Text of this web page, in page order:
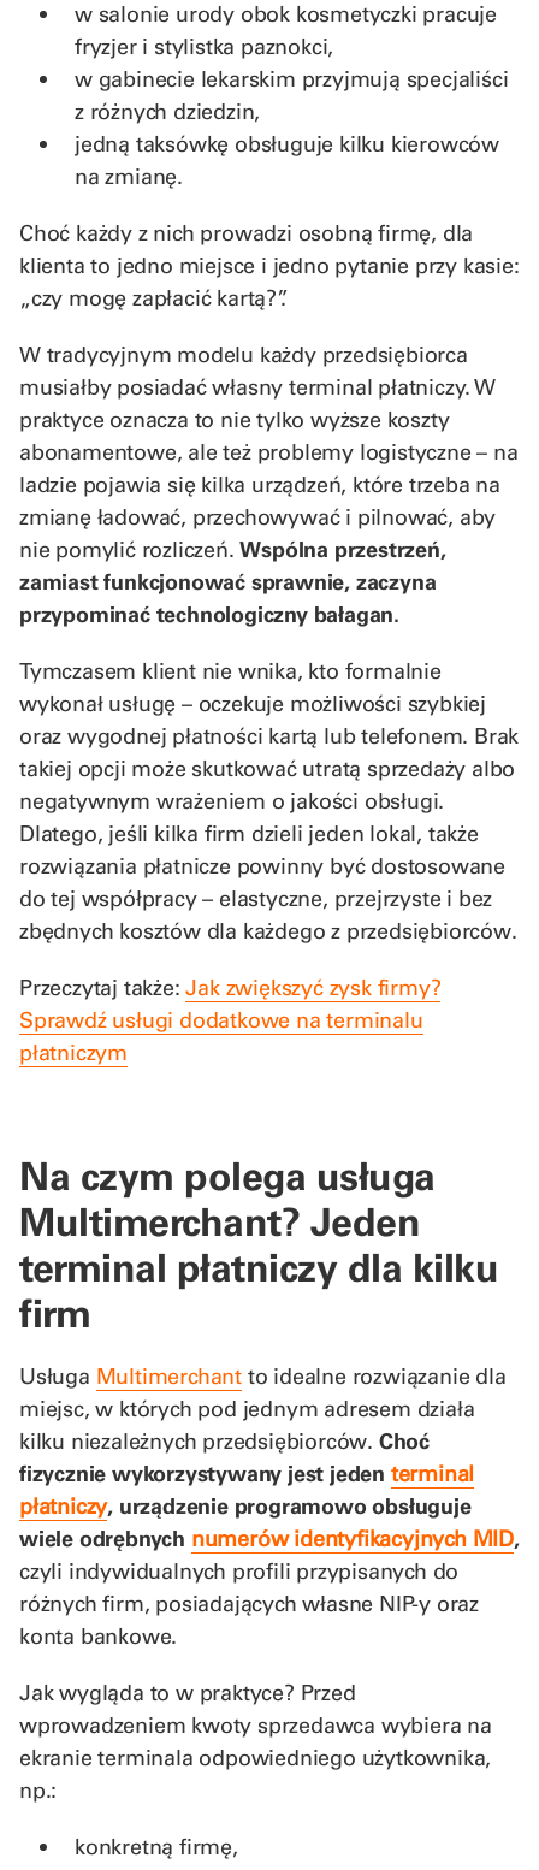
w salonie urody obok kosmetyczki pracuje
fryzjer i stylistka paznokci,
w gabinecie lekarskim przyjmują specjaliści
z różnych dziedzin,
jedną taksówkę obsługuje kilku kierowców
na zmianę.
Choć każdy z nich prowadzi osobną firmę, dla
klienta to jedno miejsce i jedno pytanie przy kasie:
„czy mogę zapłacić kartą?”.
W tradycyjnym modelu każdy przedsiębiorca
musiałby posiadać własny terminal płatniczy. W
praktyce oznacza to nie tylko wyższe koszty
abonamentowe, ale też problemy logistyczne – na
ladzie pojawia się kilka urządzeń, które trzeba na
zmianę ładować, przechowywać i pilnować, aby
nie pomylić rozliczeń.Wspólna przestrzeń,
zamiast funkcjonować sprawnie, zaczyna
przypominać technologiczny bałagan.
Tymczasem klient nie wnika, kto formalnie
wykonał usługę – oczekuje możliwości szybkiej
oraz wygodnej płatności kartą lub telefonem. Brak
takiej opcji może skutkować utratą sprzedaży albo
negatywnym wrażeniem o jakości obsługi.
Dlatego, jeśli kilka firm dzieli jeden lokal, także
rozwiązania płatnicze powinny być dostosowane
do tej współpracy – elastyczne, przejrzyste i bez
zbędnych kosztów dla każdego z przedsiębiorców.
Przeczytaj także:Jak zwiększyć zysk firmy?
Sprawdź usługi dodatkowe na terminalu
płatniczym
Na czym polega usługa
Multimerchant? Jeden
terminal płatniczy dla kilku
firm
Usługa Multimerchant to idealne rozwiązanie dla
miejsc, w których pod jednym adresem działa
kilku niezależnych przedsiębiorców. Choć
fizycznie wykorzystywany jest jeden terminal
płatniczy, urządzenie programowo obsługuje
wiele odrębnych numerów identyfikacyjnych MID,
czyli indywidualnych profili przypisanych do
różnych firm, posiadających własne NIP-y oraz
konta bankowe.
Jak wygląda to w praktyce? Przed
wprowadzeniem kwoty sprzedawca wybiera na
ekranie terminala odpowiedniego użytkownika,
np.:
konkretną firmę,